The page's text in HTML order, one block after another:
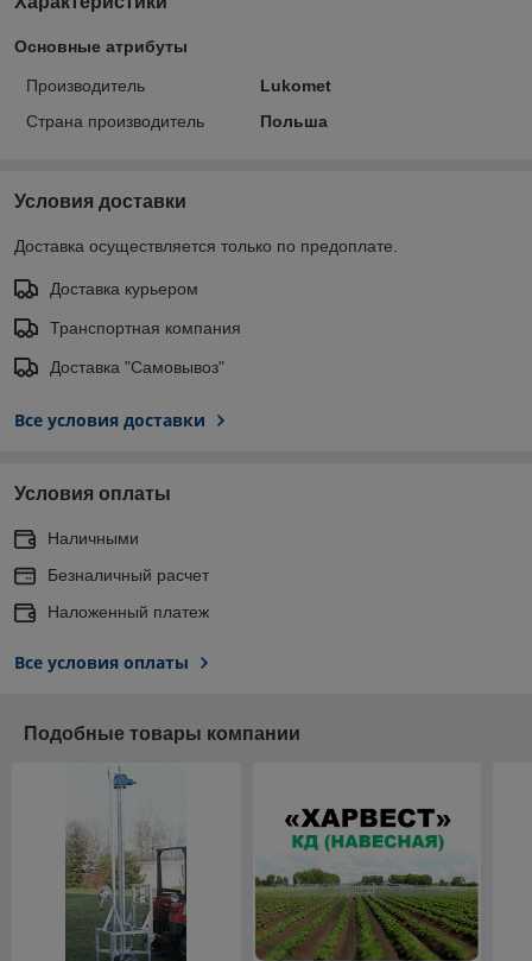
Основные атрибуты
Производитель
Lukomet
Страна производитель
Польша
Условия доставки
Доставка осуществляется только по предоплате.
Доставка курьером
Транспортная компания
Доставка "Самовывоз"
Все условия доставки
Условия оплаты
Наличными
Безналичный расчет
Наложенный платеж
Все условия оплаты
Подобные товары компании